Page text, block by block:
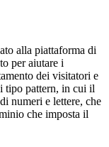
alla piattaforma di
per aiutare i
dei visitatori e
tipo pattern, in cui il
numeri e lettere, che
che imposta il